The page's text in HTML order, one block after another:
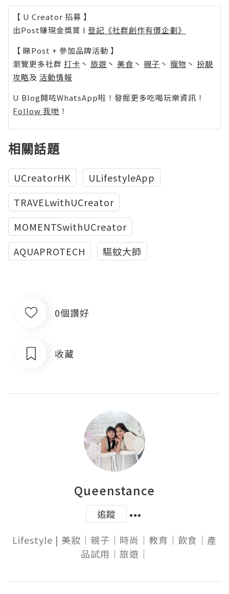
【 U Creator 招募 】
出Post賺現金獎賞 l 登記《社群創作有價企劃》
【 睇Post + 參加品牌活動 】
瀏覽更多社群 打卡 丶 旅遊 丶 美食 丶 親子 丶 寵物 丶 扮靚
攻略及 活動情報
U Blog開咗WhatsApp啦！發掘更多吃喝玩樂資訊！
Follow 我哋 ！
相關話題
UCreatorHK
ULifestyleApp
TRAVELwithUCreator
MOMENTSwithUCreator
AQUAPROTECH
驅蚊大師
0個讚好
收藏
Queenstance
追蹤
Lifestyle | 美妝｜親子｜時尚｜教育｜飲食｜產
品試用｜旅遊｜